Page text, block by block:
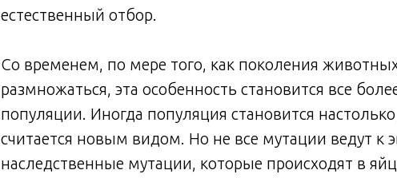
естественный отбор.
Со временем, по мере того, как поколения
размножаться, эта особенность становится все
популяции. Иногда популяция становится
считается новым видом. Но не все мутации ведут к
наследственные мутации, которые происходят в